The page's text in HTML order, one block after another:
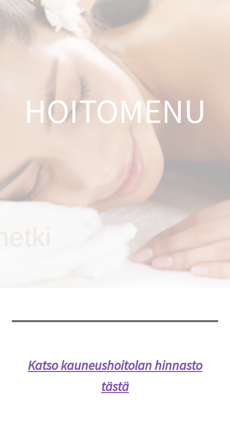
Peruutusehdot
Kauneushoitola
Henkilökunta
Yhteystiedot
Kassa
Toimitusehdot
HOITOMENU
Katso kauneushoitolan hinnasto
tästä